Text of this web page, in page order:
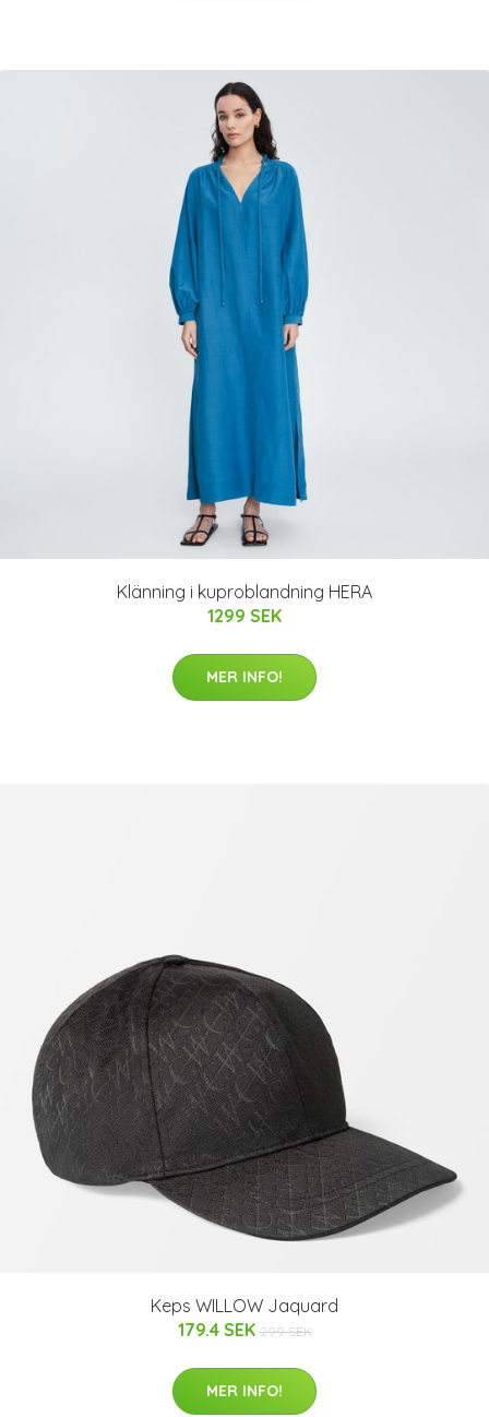
Klänning i kuproblandning HERA
1299 SEK
MER INFO!
Keps WILLOW Jaquard
179.4 SEK 299 SEK
MER INFO!